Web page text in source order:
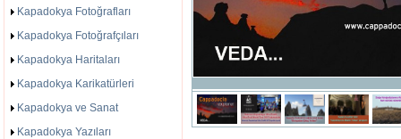
Kapadokya Fotoğrafları
Kapadokya Fotoğrafçıları
Kapadokya Haritaları
Kapadokya Karikatürleri
Kapadokya ve Sanat
Kapadokya Yazıları